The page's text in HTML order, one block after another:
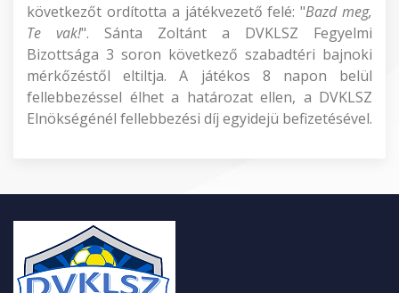
következőt ordította a játékvezető felé: "Bazd meg,
Te vak!". Sánta Zoltánt a DVKLSZ Fegyelmi
Bizottsága 3 soron következő szabadtéri bajnoki
mérkőzéstől eltiltja. A játékos 8 napon belül
fellebbezéssel élhet a határozat ellen, a DVKLSZ
Elnökségénél fellebbezési díj egyidejü befizetésével.